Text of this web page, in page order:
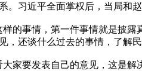
近平全面掌权后，当局和
事情，第一件事情就是披露
还谈什么过去的事情，了解
要发表自己的意见，这是解